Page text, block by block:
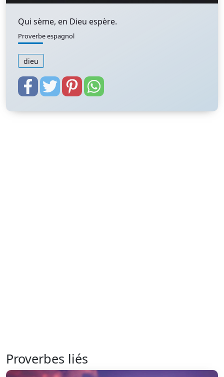
Qui sème, en Dieu espère.
Proverbe espagnol
dieu
Proverbes liés